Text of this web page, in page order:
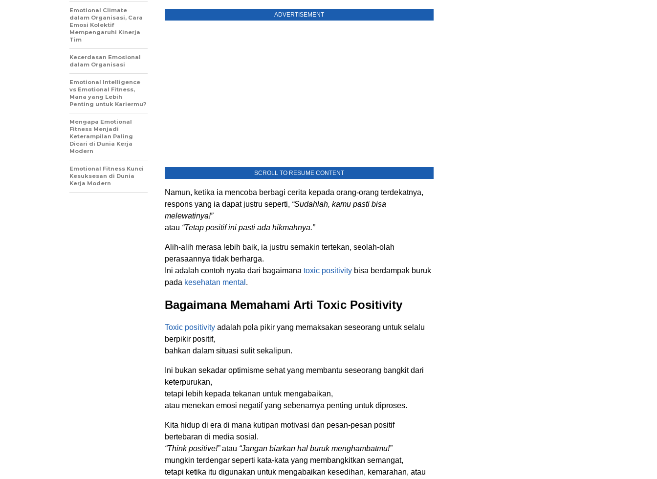
ADVERTISEMENT
SCROLL TO RESUME CONTENT
Namun, ketika ia mencoba berbagi cerita kepada orang-orang terdekatnya,
respons yang ia dapat justru seperti, “Sudahlah, kamu pasti bisa
melewatinya!”
atau “Tetap positifini pasti ada hikmahnya.”
Alih-alih merasa lebih baik, ia justru semakin tertekan, seolah-olah
perasaannya tidak berharga.
Ini adalah contoh nyata dari bagaimana toxic positivity bisa berdampak buruk
pada kesehatan mental .
Bagaimana Memahami Arti Toxic Positivity
Toxic positivity adalah pola pikir yang memaksakan seseorang untuk selalu
berpikir positif,
bahkan dalam situasi sulit sekalipun.
Ini bukan sekadar optimisme sehat yang membantu seseorang bangkit dari
keterpurukan,
tetapi lebih kepada tekanan untuk mengabaikan,
atau menekan emosi negatif yang sebenarnya penting untuk diproses.
Kita hidup di era di mana kutipan motivasi dan pesan-pesan positif
bertebaran di media sosial.
“Think positive!”atau “Jangan biarkan hal buruk menghambatmu!”
mungkin terdengar seperti kata-kata yang membangkitkan semangat,
tetapi ketika itu digunakan untuk mengabaikan kesedihan, kemarahan, atau
Emotional Climate
dalam Organisasi, Cara
Emosi Kolektif
Mempengaruhi Kinerja
Tim
Kecerdasan Emosional
dalam Organisasi
Emotional Intelligence
vs Emotional Fitness,
Mana yang Lebih
Penting untuk Kariermu?
Mengapa Emotional
Fitness Menjadi
Keterampilan Paling
Dicari di Dunia Kerja
Modern
Emotional Fitness Kunci
Kesuksesan di Dunia
Kerja Modern